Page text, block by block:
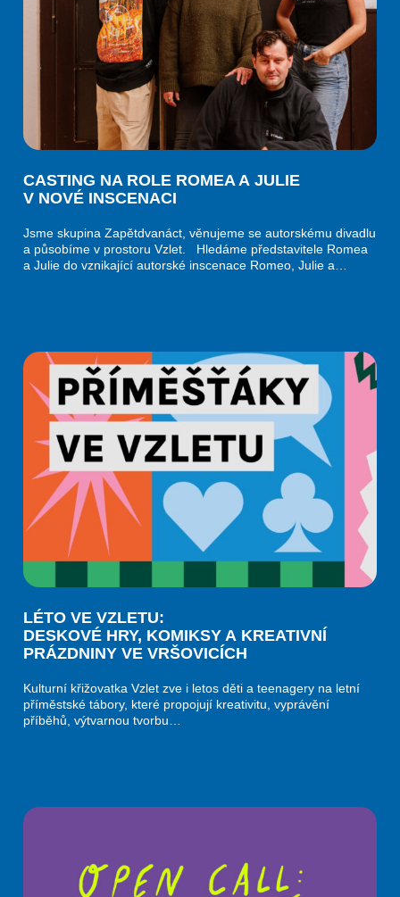
CASTING NA ROLE ROMEA A JULIE
V NOVÉ INSCENACI
Jsme skupina Zapětdvanáct, věnujeme se autorskému divadlu
a působíme v prostoru Vzlet. Hledáme představitele Romea
a Julie do vznikající autorské inscenace Romeo, Julie a…
LÉTO VE VZLETU:
DESKOVÉ HRY, KOMIKSY A KREATIVNÍ
PRÁZDNINY VE VRŠOVICÍCH
Kulturní křižovatka Vzlet zve i letos děti a teenagery na letní
příměstské tábory, které propojují kreativitu, vyprávění
příběhů, výtvarnou tvorbu…